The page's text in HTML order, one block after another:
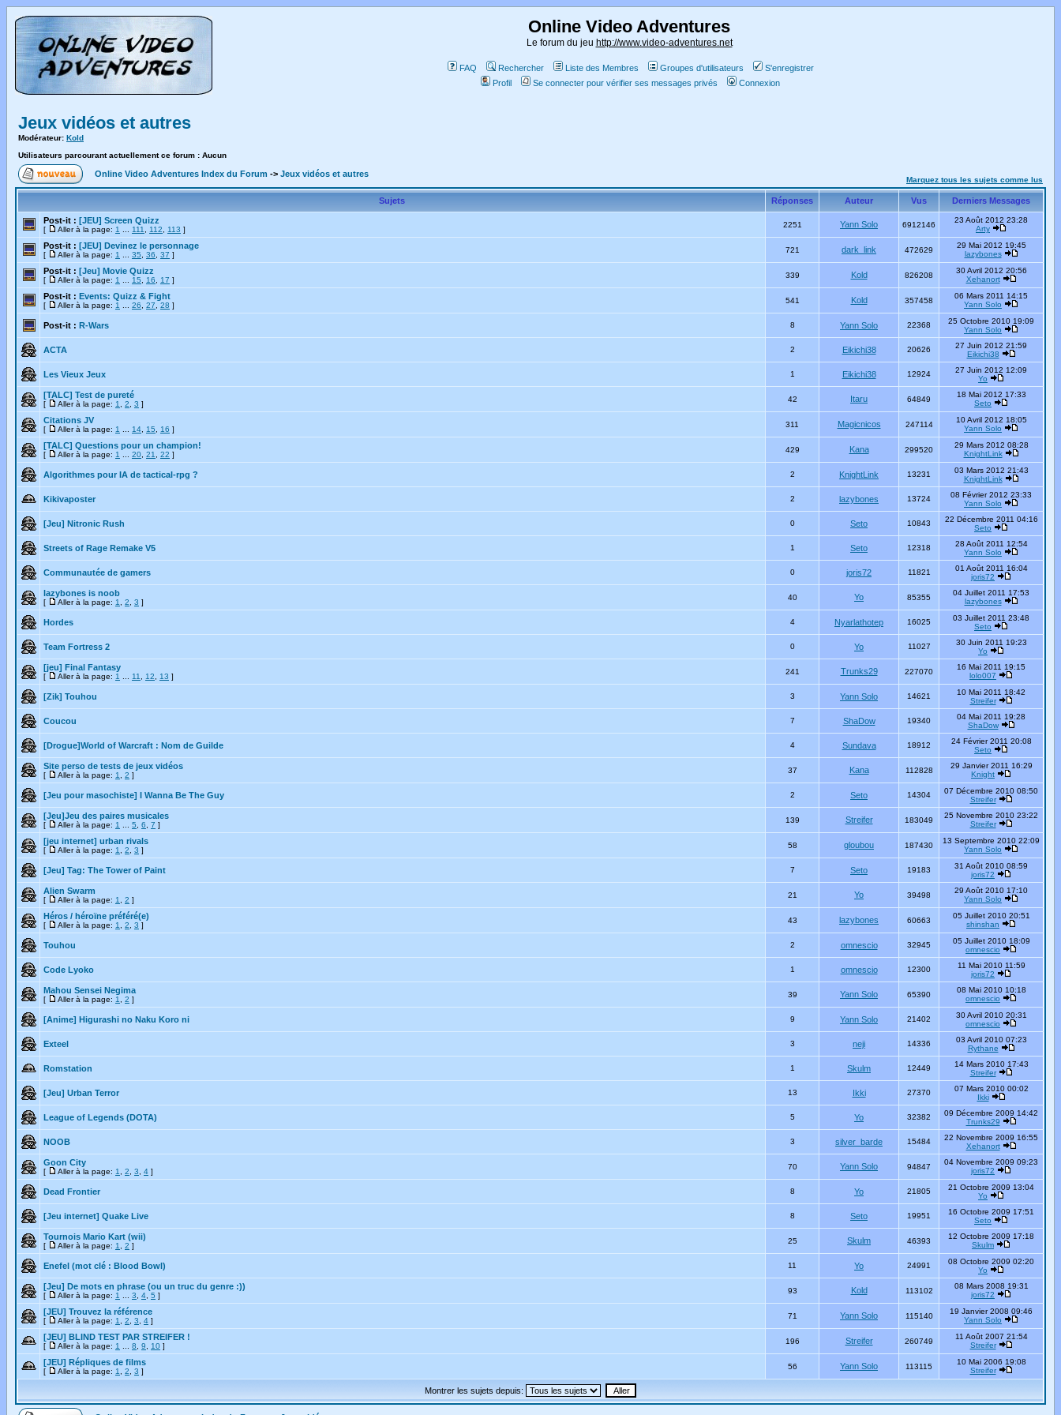
Online Video Adventures
Le forum du jeu http://www.video-adventures.net
FAQ Rechercher Liste des Membres Groupes d'utilisateurs
S'enregistrer
Profil
Se connecter pour vérifier ses messages privés Connexion
Jeux vidéos et autres
Modérateur: Kold
Utilisateurs parcourant actuellement ce forum : Aucun
Online Video Adventures Index du Forum -> Jeux vidéos et autres
Marquez tous les sujets comme lus
Sujets Réponses Auteur Vus Derniers Messages
Post-it : [JEU] Screen Quizz
[ Aller à la page: 1 111 112 113 ]
2251 Yann Solo 6912146
23 Août 2012 23:28
Arty
Post-it : [JEU] Devinez le personnage
[ Aller à la page: 1 35 36 37 ]
721 dark_link 472629
29 Mai 2012 19:45
lazybones
Post-it : [Jeu] Movie Quizz
[ Aller à la page: 1 15 16 17 ]
339 Kold 826208
30 Avril 2012 20:56
Xehanort
Post-it : Events: Quizz & Fight
[ Aller à la page: 1 26 27 28 ]
541 Kold 357458
06 Mars 2011 14:15
Yann Solo
Post-it : R-Wars 8 Yann Solo 22368
25 Octobre 2010 19:09
Yann Solo
ACTA 2 Eikichi38 20626
27 Juin 2012 21:59
Eikichi38
Les Vieux Jeux 1 Eikichi38 12924
27 Juin 2012 12:09
Yo
[TALC] Test de pureté
[ Aller à la page: 1 2 3 ]
42 Itaru 64849
18 Mai 2012 17:33
Seto
Citations JV
[ Aller à la page: 1 14 15 16 ]
311 Magicnicos 247114
10 Avril 2012 18:05
Yann Solo
[TALC] Questions pour un champion!
[ Aller à la page: 1 20 21 22 ]
429 Kana 299520
29 Mars 2012 08:28
KnightLink
Algorithmes pour IA de tactical-rpg ? 2 KnightLink 13231
03 Mars 2012 21:43
KnightLink
Kikivaposter 2 lazybones 13724
08 Février 2012 23:33
Yann Solo
[Jeu] Nitronic Rush 0 Seto 10843
22 Décembre 2011 04:16
Seto
Streets of Rage Remake V5 1 Seto 12318
28 Août 2011 12:54
Yann Solo
Communautée de gamers 0 joris72 11821
01 Août 2011 16:04
joris72
lazybones is noob
[ Aller à la page: 1 2 3 ]
40 Yo 85355
04 Juillet 2011 17:53
lazybones
Hordes 4 Nyarlathotep 16025
03 Juillet 2011 23:48
Seto
Team Fortress 2 0 Yo 11027
30 Juin 2011 19:23
Yo
[jeu] Final Fantasy
[ Aller à la page: 1 11 12 13 ]
241 Trunks29 227070
16 Mai 2011 19:15
lolo007
[Zik] Touhou 3 Yann Solo 14621
10 Mai 2011 18:42
Streifer
Coucou 7 ShaDow 19340
04 Mai 2011 19:28
ShaDow
[Drogue]World of Warcraft : Nom de Guilde 4 Sundava 18912
24 Février 2011 20:08
Seto
Site perso de tests de jeux vidéos
[ Aller à la page: 1 2 ]
37 Kana 112828
29 Janvier 2011 16:29
Knight
[Jeu pour masochiste] I Wanna Be The Guy 2 Seto 14304
07 Décembre 2010 08:50
Streifer
[Jeu]Jeu des paires musicales
[ Aller à la page: 1 5 6 7 ]
139 Streifer 183049
25 Novembre 2010 23:22
Streifer
[jeu internet] urban rivals
[ Aller à la page: 1 2 3 ]
58 gloubou 187430
13 Septembre 2010 22:09
Yann Solo
[Jeu] Tag: The Tower of Paint 7 Seto 19183
31 Août 2010 08:59
joris72
Alien Swarm
[ Aller à la page: 1 2 ]
21 Yo 39498
29 Août 2010 17:10
Yann Solo
Héros / héroïne préféré(e)
[ Aller à la page: 1 2 3 ]
43 lazybones 60663
05 Juillet 2010 20:51
shinshan
Touhou 2 omnescio 32945
05 Juillet 2010 18:09
omnescio
Code Lyoko 1 omnescio 12300
11 Mai 2010 11:59
joris72
Mahou Sensei Negima
[ Aller à la page: 1 2 ]
39 Yann Solo 65390
08 Mai 2010 10:18
omnescio
[Anime] Higurashi no Naku Koro ni 9 Yann Solo 21402
30 Avril 2010 20:31
omnescio
Exteel 3 neji 14336
03 Avril 2010 07:23
Rythane
Romstation 1 Skulm 12449
14 Mars 2010 17:43
Streifer
[Jeu] Urban Terror 13 Ikki 27370
07 Mars 2010 00:02
Ikki
League of Legends (DOTA) 5 Yo 32382
09 Décembre 2009 14:42
Trunks29
NOOB 3 silver_barde 15484
22 Novembre 2009 16:55
Xehanort
Goon City
[ Aller à la page: 1 2 3 4 ]
70 Yann Solo 94847
04 Novembre 2009 09:23
joris72
Dead Frontier 8 Yo 21805
21 Octobre 2009 13:04
Yo
[Jeu internet] Quake Live 8 Seto 19951
16 Octobre 2009 17:51
Seto
Tournois Mario Kart (wii)
[ Aller à la page: 1 2 ]
25 Skulm 46393
12 Octobre 2009 17:18
Skulm
Enefel (mot clé : Blood Bowl) 11 Yo 24991
08 Octobre 2009 02:20
Yo
[Jeu] De mots en phrase (ou un truc du genre :))
[ Aller à la page: 1 3 4 5 ]
93 Kold 113102
08 Mars 2008 19:31
joris72
[JEU] Trouvez la référence
[ Aller à la page: 1 2 3 4 ]
71 Yann Solo 115140
19 Janvier 2008 09:46
Yann Solo
[JEU] BLIND TEST PAR STREIFER !
[ Aller à la page: 1 8 9 10 ]
196 Streifer 260749
11 Août 2007 21:54
Streifer
[JEU] Répliques de films
[ Aller à la page: 1 2 3 ]
56 Yann Solo 113115
10 Mai 2006 19:08
Streifer
Montrer les sujets depuis: